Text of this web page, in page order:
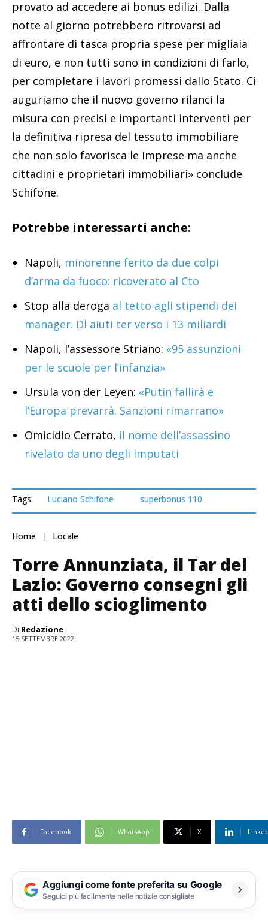
provato ad accedere ai bonus edilizi. Dalla
notte al giorno potrebbero ritrovarsi ad
affrontare di tasca propria spese per migliaia
di euro, e non tutti sono in condizioni di farlo,
per completare i lavori promessi dallo Stato. Ci
auguriamo che il nuovo governo rilanci la
misura con precisi e importanti interventi per
la definitiva ripresa del tessuto immobiliare
che non solo favorisca le imprese ma anche
cittadini e proprietari immobiliari» conclude
Schifone.
Potrebbe interessarti anche:
Napoli, minorenne ferito da due colpi
d’arma da fuoco: ricoverato al Cto
Stop alla deroga al tetto agli stipendi dei
manager. Dl aiuti ter verso i 13 miliardi
Napoli, l’assessore Striano: «95 assunzioni
per le scuole per l’infanzia»
Ursula von der Leyen: «Putin fallirà e
l’Europa prevarrà. Sanzioni rimarrano»
Omicidio Cerrato, il nome dell’assassino
rivelato da uno degli imputati
Tags: Luciano Schifone superbonus 110
Home Locale
Torre Annunziata, il Tar del
Lazio: Governo consegni gli
atti dello scioglimento
Di Redazione
15 SETTEMBRE 2022
Facebook WhatsApp X
Aggiungi come fonte preferita su Google
Seguici più facilmente nelle notizie consigliate